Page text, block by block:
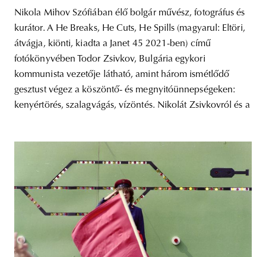
Nikola Mihov Szófiában élő bolgár művész, fotográfus és
kurátor. A He Breaks, He Cuts, He Spills (magyarul: Eltöri,
átvágja, kiönti, kiadta a Janet 45 2021-ben) című
fotókönyvében Todor Zsivkov, Bulgária egykori
kommunista vezetője látható, amint három ismétlődő
gesztust végez a köszöntő- és megnyitóünnepségeken:
kenyértörés, szalagvágás, vízöntés. Nikolát Zsivkovról és a